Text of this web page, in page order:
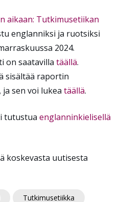
aikaan: Tutkimusetiikan
englanniksi ja ruotsiksi
2024.
on saatavilla täällä.
sisältää raportin
sen voi lukea täällä.
tutustua englanninkielisellä
koskevasta uutisesta
Tutkimusetiikka